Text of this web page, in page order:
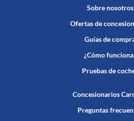
Sobre nosotros
Ofertas de
Guías de
¿Cómo
Pruebas de
Concesionarios
Preguntas